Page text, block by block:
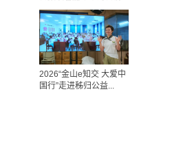
2026“金山e知交 大爱中
国行”走进秭归公益...